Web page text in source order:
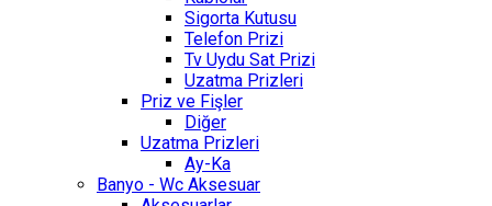
Sigorta Kutusu
Telefon Prizi
Tv Uydu Sat Prizi
Uzatma Prizleri
Priz ve Fişler
Diğer
Uzatma Prizleri
Ay-Ka
Banyo - Wc Aksesuar